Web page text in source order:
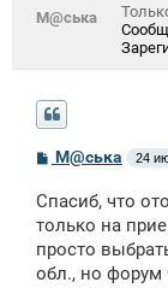
М@ська
С
о
б
щ
н
и
М@ська 24
Спасиб, что
только на
просто
обл., но